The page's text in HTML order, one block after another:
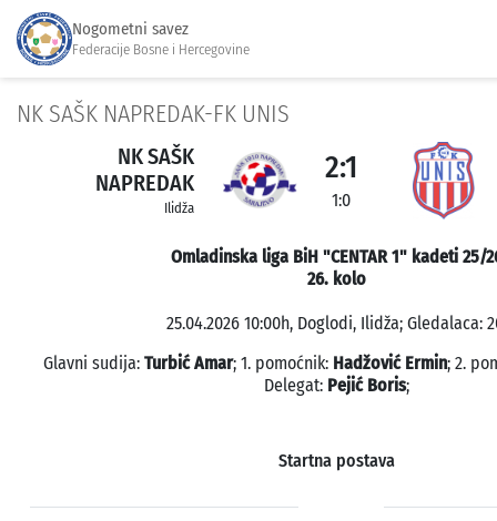
Nogometni savez
Federacije Bosne i Hercegovine
NK SAŠK NAPREDAK-FK UNIS
NK SAŠK
NAPREDAK
Ilidža
2:1
1:0
Omladinska liga BiH "CENTAR 1" kadeti 25/
26. kolo
25.04.2026 10:00h, Doglodi, Ilidža; Gledalaca:
Glavni sudija: Turbić Amar; 1. pomoćnik: Hadžović Ermin; 2.
Delegat: Pejić Boris;
Startna postava